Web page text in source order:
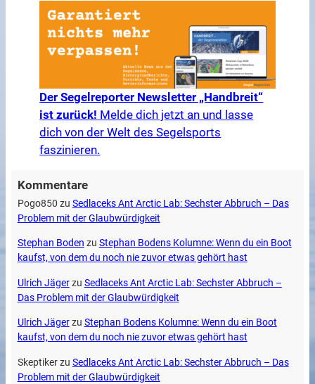
Der Segelreporter Newsletter „Handbreit“
ist zurück! Melde dich jetzt an und lasse
dich von der Welt des Segelsports
faszinieren.
Kommentare
Pogo850 zu Sedlaceks Ant Arctic Lab: Sechster Abbruch – Das
Problem mit der Glaubwürdigkeit
Stephan Boden zu Stephan Bodens Kolumne: Wenn du ein Boot
kaufst, von dem du noch nie zuvor etwas gehört hast
Ulrich Jägerzu Sedlaceks Ant Arctic Lab: Sechster Abbruch –
Das Problem mit der Glaubwürdigkeit
Ulrich Jägerzu Stephan Bodens Kolumne: Wenn du ein Boot
kaufst, von dem du noch nie zuvor etwas gehört hast
Skeptikerzu Sedlaceks Ant Arctic Lab: Sechster Abbruch – Das
Problem mit der Glaubwürdigkeit